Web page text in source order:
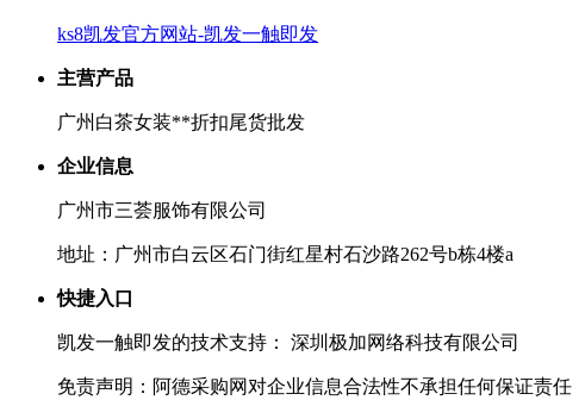
ks8凯发官方网站-凯发一触即发
主营产品
广州白茶女装**折扣尾货批发
企业信息
广州市三荟服饰有限公司
地址：广州市白云区石门街红星村石沙路262号b栋4楼a
快捷入口
凯发一触即发的技术支持： 深圳极加网络科技有限公司
免责声明：阿德采购网对企业信息合法性不承担任何保证责任